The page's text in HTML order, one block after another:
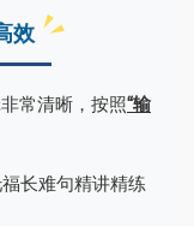
效
常清晰，按照“输
长难句精讲精练